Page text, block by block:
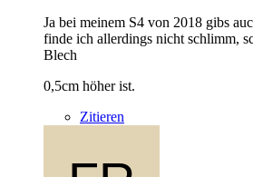
Ja bei meinem S4 von 2018 gibs
finde ich allerdings nicht schlimm,
Blech
0,5cm höher ist.
Zitieren